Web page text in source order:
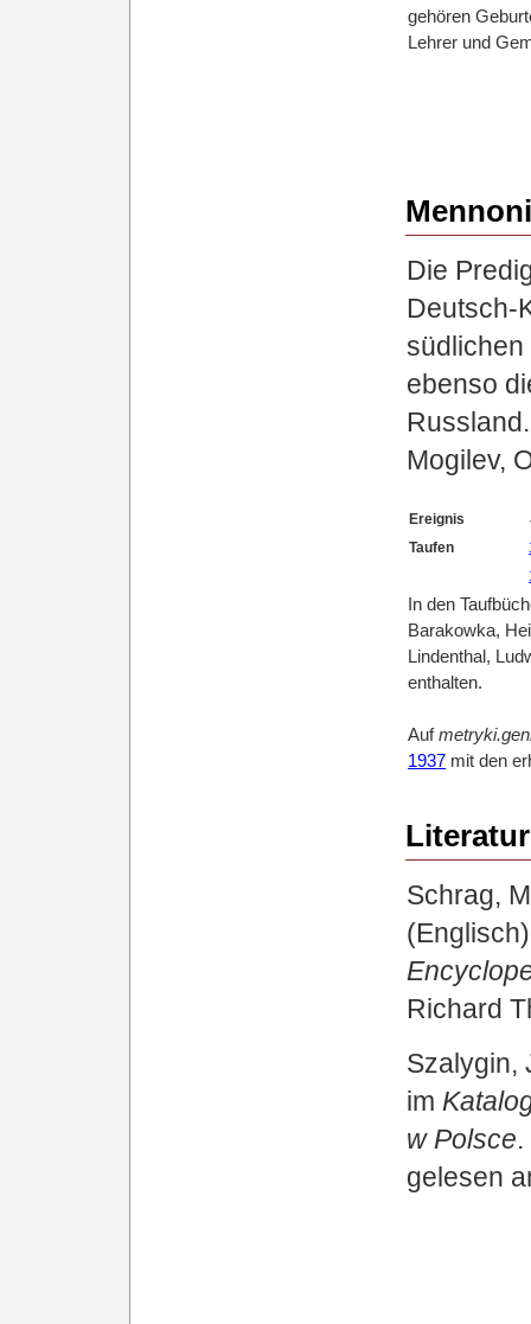
gehören
Lehrer und
Die
Deutsch-
ebenso
Mogilev,
Ereignis
In den
Barakowka,
Lindenthal,
enthalten.
Auf
1937 mit den
Taufen
Literatur
Schrag,
Richard
Szalygin,
im
w Polsce
gelesen